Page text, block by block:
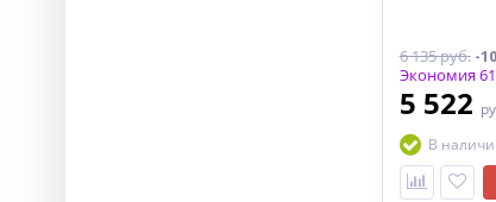
6 135 руб.-
Экономия
5 522
В